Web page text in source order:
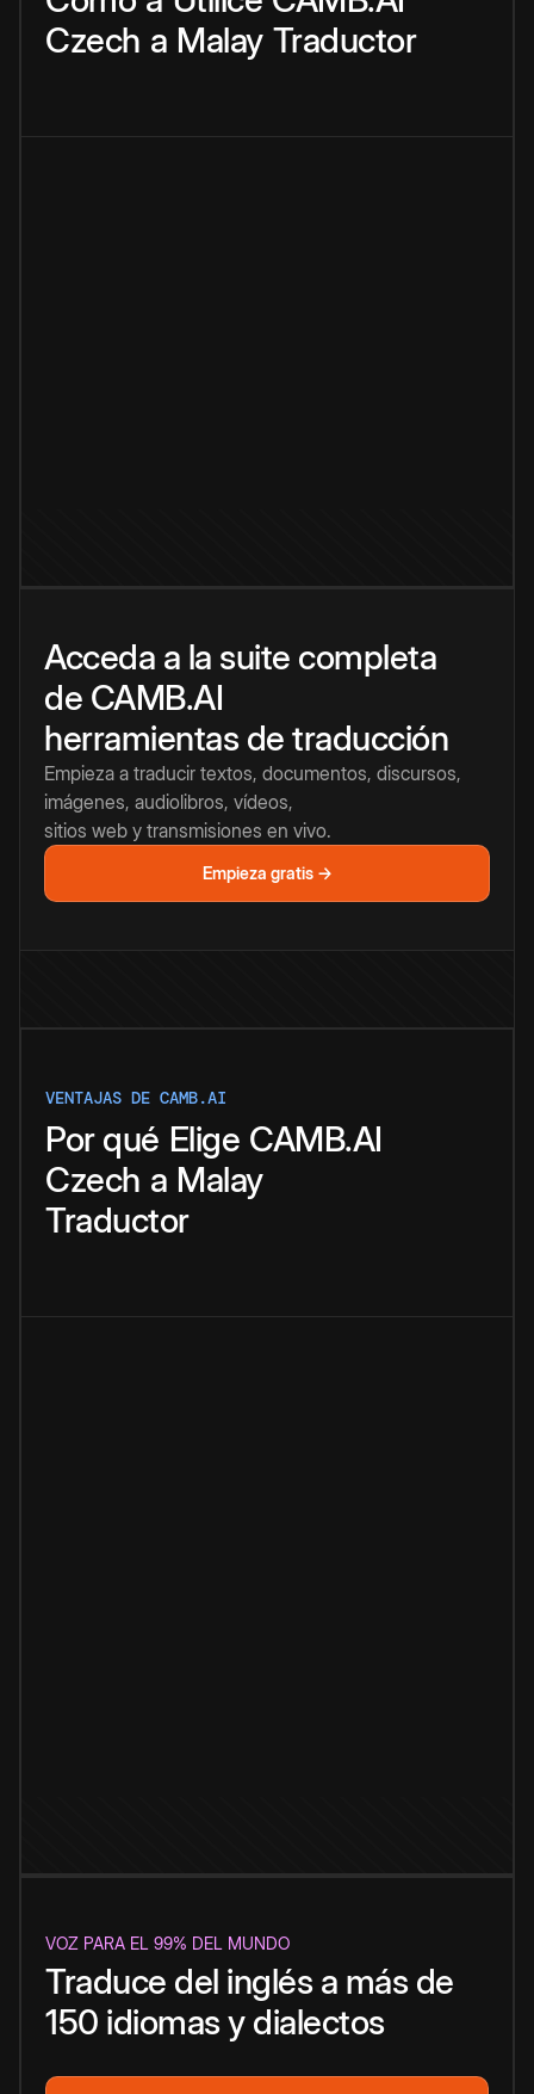
Czech a Malay Traductor
Acceda a la suite completa
de CAMB.AI
herramientas de traducción
Empieza a traducir textos, documentos, discursos,
imágenes, audiolibros, vídeos,
sitios web y transmisiones en vivo.
Empieza gratis →
VENTAJAS DE CAMB.AI
Por qué Elige CAMB.AI
Czech a Malay
Traductor
VOZ PARA EL 99% DEL MUNDO
Traduce del inglés a más de
150 idiomas y dialectos